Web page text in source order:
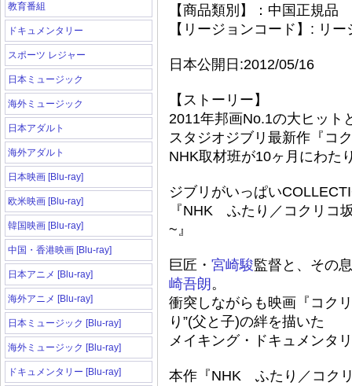
教育番組
ドキュメンタリー
スポーツ レジャー
日本ミュージック
海外ミュージック
日本アダルト
海外アダルト
日本映画 [Blu-ray]
欧米映画 [Blu-ray]
韓国映画 [Blu-ray]
中国・香港映画 [Blu-ray]
日本アニメ [Blu-ray]
海外アニメ [Blu-ray]
日本ミュージック [Blu-ray]
海外ミュージック [Blu-ray]
ドキュメンタリー [Blu-ray]
【商品類別】：中国正規品
【リージョンコード】: リ
日本公開日:2012/05/16
【ストーリー】
2011年邦画No.1の大ヒット
スタジオジブリ最新作『コ
NHK取材班が10ヶ月にわた
ジブリがいっぱい
『NHK ふたり／コクリコ
~』
巨匠・ 宮崎駿監督と、その
崎吾朗 。
衝突しながらも映画『コク
り”(父と子)の絆を描いた
メイキング・ドキュメンタ
本作『NHK ふたり／コク